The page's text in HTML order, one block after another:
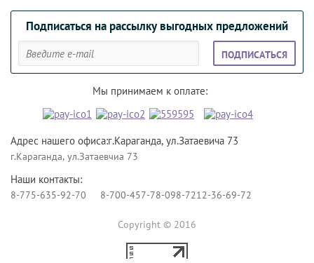
Подписаться на рассылку выгодных предложений
ПОДПИСАТЬСЯ
Мы принимаем к оплате:
Адрес нашего офиса:г.Караганда, ул.Затаевича 73
г.Караганда, ул.Затаевчиа 73
Наши контакты:
8-775-635-92-70 8-700-457-78-098-7212-36-69-72
Copyright © 2016